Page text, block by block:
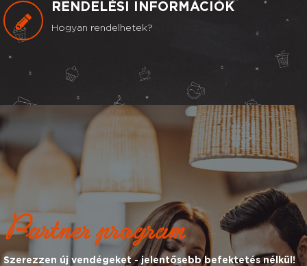
AJÁNLOM AZ EMENÜT
5.000Ft-os utalványt adunk az ajánlónak!
Partner program
Szerezzen új vendégeket - jelentősebb befektetés nélkül!